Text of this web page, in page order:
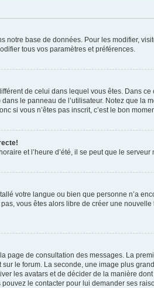
notre base de données. Pour les modifier,
tous vos paramètres et préférences.
de celui dans lequel vous êtes. Dans
le panneau de l’utilisateur. Notez que la
si vous n’êtes pas inscrit, c’est le bon
et l’heure d’été, il se peut que le
votre langue ou bien que personne n’a
vous êtes alors libre de créer une
page de consultation des messages. La
le forum. La seconde, une image plus
les avatars et de décider de la manière
pouvez le contacter pour lui demander ses